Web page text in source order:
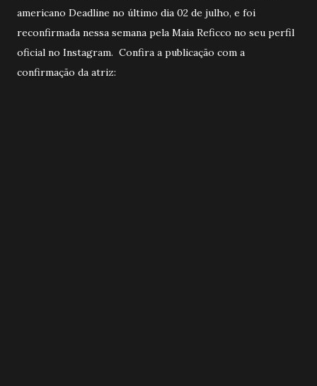
americano Deadline no último dia 02 de julho, e foi
reconfirmada nessa semana pela Maia Reficco no seu perfil
oficial no Instagram. Confira a publicação com a
confirmação da atriz: